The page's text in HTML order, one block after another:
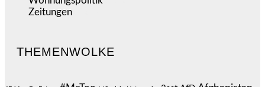
Zeitungen
THEMENWOLKE